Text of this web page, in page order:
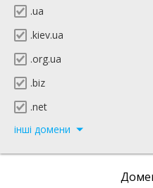
.ua
.kiev.ua
.org.ua
.biz
.net
інші домени